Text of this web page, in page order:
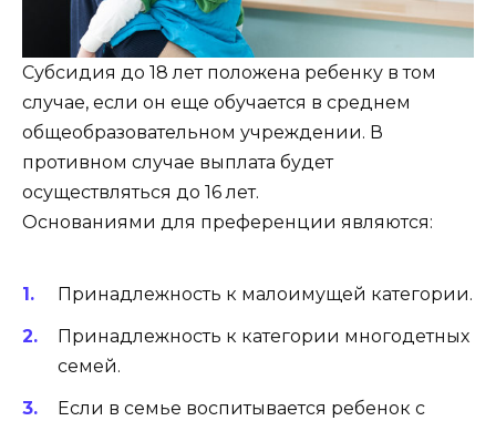
Субсидия до 18 лет положена ребенку в том
случае, если он еще обучается в среднем
общеобразовательном учреждении. В
противном случае выплата будет
осуществляться до 16 лет.
Основаниями для преференции являются:
Принадлежность к малоимущей категории.
Принадлежность к категории многодетных
семей.
Если в семье воспитывается ребенок с